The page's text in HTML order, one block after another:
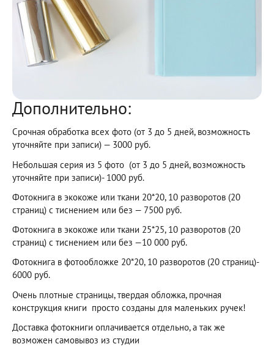
Дополнительно:
Срочная обработка всех фото (от 3 до 5 дней, возможность
уточняйте при записи) — 3000 руб.
Небольшая серия из 5 фото (от 3 до 5 дней, возможность
уточняйте при записи)- 1000 руб.
Фотокнига в экокоже или ткани 20*20, 10 разворотов (20
страниц) с тиснением или без — 7500 руб.
Фотокнига в экокоже или ткани 25*25, 10 разворотов (20
страниц) с тиснением или без —10 000 руб.
Фотокнига в фотообложке 20*20, 10 разворотов (20 страниц)-
6000 руб.
Очень плотные страницы, твердая обложка, прочная
конструкция книги просто созданы для маленьких ручек!
Доставка фотокниги оплачивается отдельно, а так же
возможен самовывоз из студии